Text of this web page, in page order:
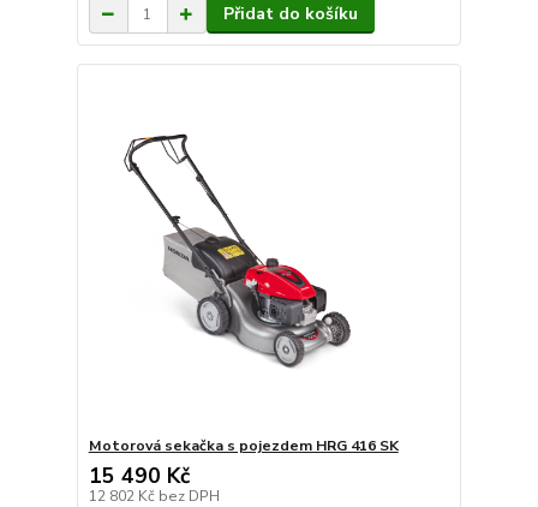
Přidat do košíku
Motorová sekačka s pojezdem HRG 416 SK
15 490 Kč
12 802 Kč bez DPH